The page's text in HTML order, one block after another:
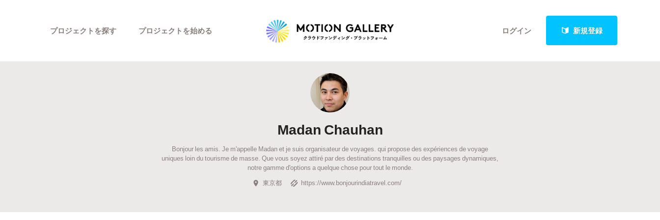
ログイン 新規登録
プロジェクトを探す
Highlight
新着プロジェクト
Feature
カテゴリーから探す タグから探す キュレーターから探す 特集から探す 最新進捗報告から探す
Legendary
プロジェクトを始める
Madan Chauhan
Bonjour les amis. Je m'appelle Madan et je suis organisateur de voyages. qui propose des expériences de voyage
uniques loin du tourisme de masse. Que vous soyez attiré par des destinations tranquilles ou des paysages dynamiques,
notre gamme d'options a quelque chose pour tout le monde.
東京都
https://www.bonjourindiatravel.com/